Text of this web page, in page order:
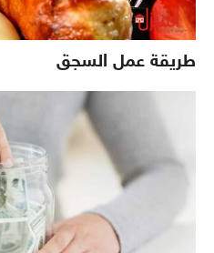
طريقة عمل السجق